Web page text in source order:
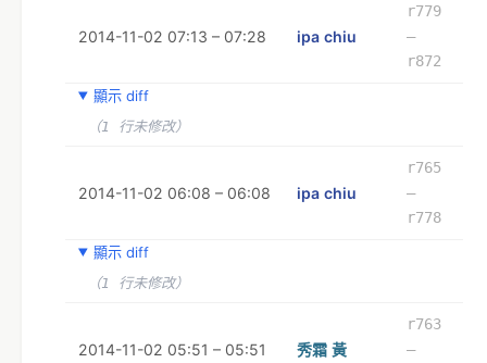
2014-11-02 07:13 – 07:28 ipa chiu
r779
–
r872
顯示 diff
（1 行未修改）
2014-11-02 06:08 – 06:08 ipa chiu
r765
–
r778
顯示 diff
（1 行未修改）
2014-11-02 05:51 – 05:51 秀霜 黃
r763
–